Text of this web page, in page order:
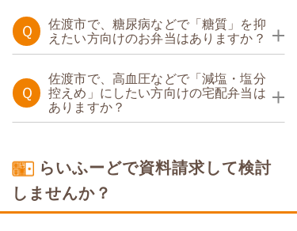
Ｑ
佐渡市で、糖尿病などで「糖質」を抑
えたい方向けのお弁当はありますか？
Ｑ
佐渡市で、高血圧などで「減塩・塩分
控えめ」にしたい方向けの宅配弁当は
ありますか？
らいふーどで資料請求して検討
しませんか？